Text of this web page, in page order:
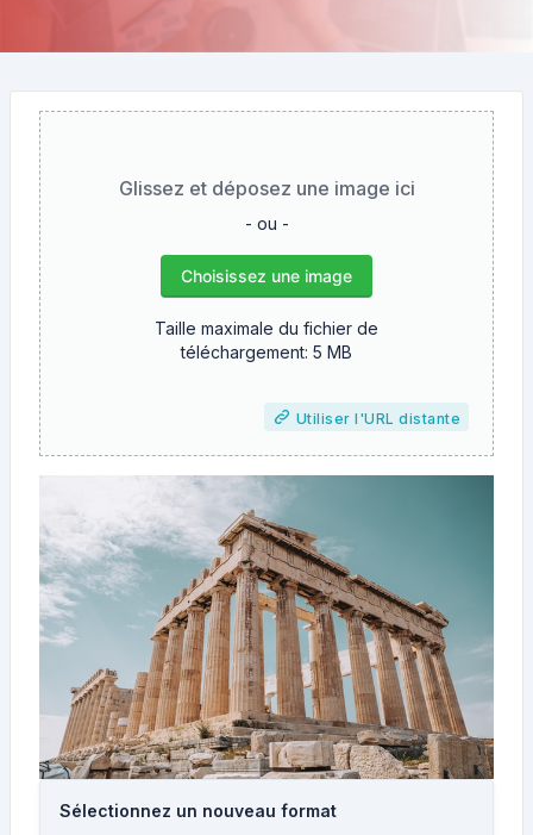
Glissez et déposez une image ici
- ou -
Choisissez une image
Taille maximale du fichier de
téléchargement: 5 MB
Utiliser l'URL distante
Sélectionnez un nouveau format